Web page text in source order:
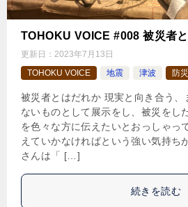
TOHOKU VOICE #008 被災者
更新日： 2023年7月13日
TOHOKU VOICE
地震 津波 防
被災者とはだれか 現実と向き合う、
ないものとして展示をし、被災をし
を色々な方に伝えたいとおっしゃっ
えていかなければという強い気持ち
さんは「 […]
続きを読む